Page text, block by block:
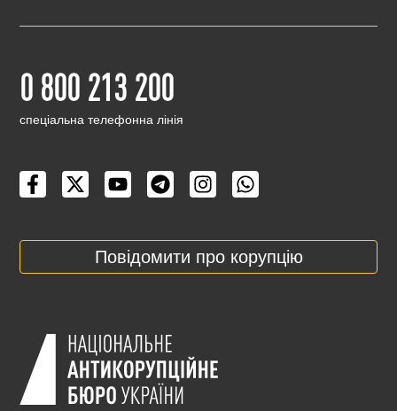
0 800 213 200
cпеціальна телефонна лінія
Повідомити про корупцію